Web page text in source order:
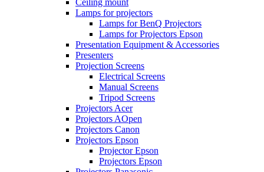
Ceiling mount
Lamps for projectors
Lamps for BenQ Projectors
Lamps for Projectors Epson
Presentation Equipment & Accessories
Presenters
Projection Screens
Electrical Screens
Manual Screens
Tripod Screens
Projectors Acer
Projectors AOpen
Projectors Canon
Projectors Epson
Projector Epson
Projectors Epson